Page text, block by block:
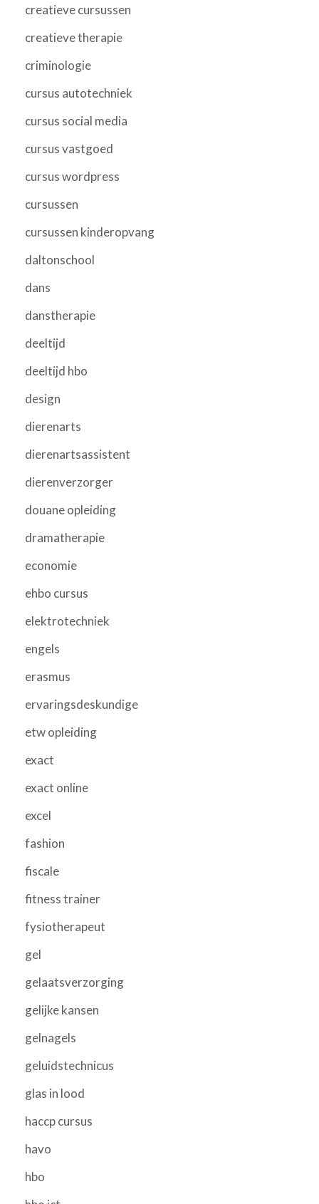
creatieve cursussen
creatieve therapie
criminologie
cursus autotechniek
cursus social media
cursus vastgoed
cursus wordpress
cursussen
cursussen kinderopvang
daltonschool
dans
danstherapie
deeltijd
deeltijd hbo
design
dierenarts
dierenartsassistent
dierenverzorger
douane opleiding
dramatherapie
economie
ehbo cursus
elektrotechniek
engels
erasmus
ervaringsdeskundige
etw opleiding
exact
exact online
excel
fashion
fiscale
fitness trainer
fysiotherapeut
gel
gelaatsverzorging
gelijke kansen
gelnagels
geluidstechnicus
glas in lood
haccp cursus
havo
hbo